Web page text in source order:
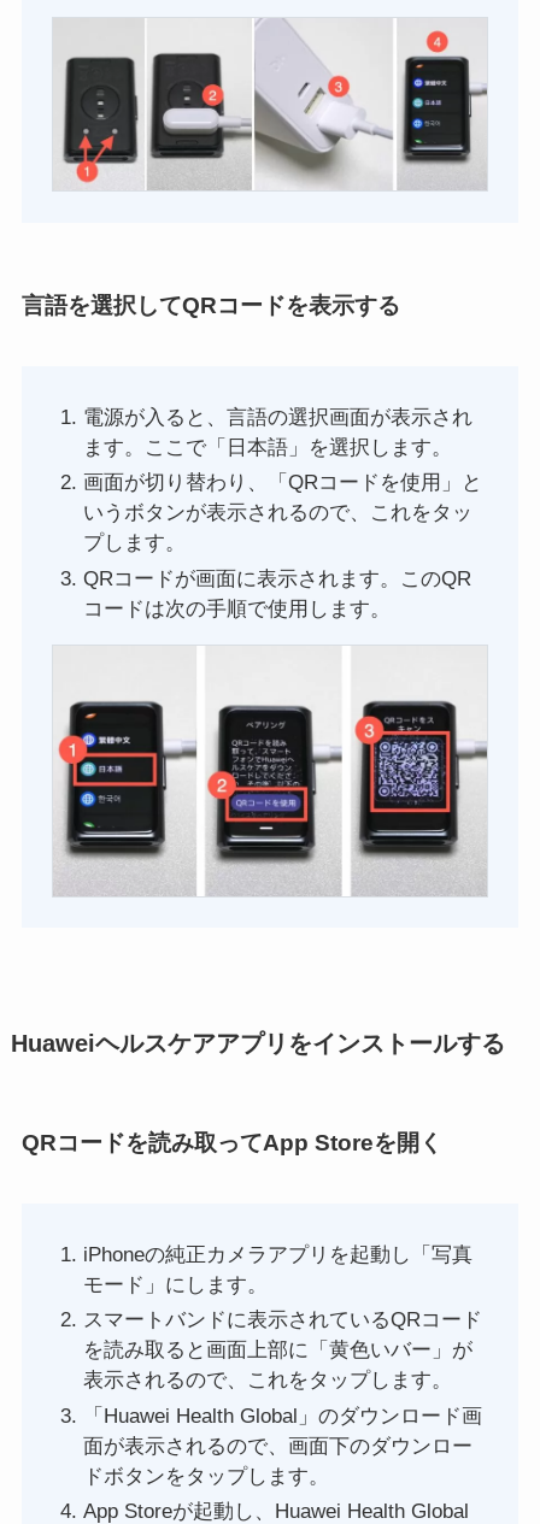
言語を選択してQRコードを表示する
電源が入ると、言語の選択画面が表示され
ます。ここで「日本語」を選択します。
画面が切り替わり、「QRコードを使用」と
いうボタンが表示されるので、これをタッ
プします。
QRコードが画面に表示されます。このQR
コードは次の手順で使用します。
Huaweiヘルスケアアプリをインストールする
QRコードを読み取ってApp Storeを開く
iPhoneの純正カメラアプリを起動し「写真
モード」にします。
スマートバンドに表示されているQRコード
を読み取ると画面上部に「黄色いバー」が
表示されるので、これをタップします。
「Huawei Health Global」のダウンロード画
面が表示されるので、画面下のダウンロー
ドボタンをタップします。
App Storeが起動し、Huawei Health Global